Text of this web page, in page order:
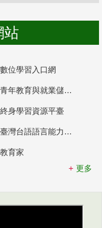
站
數位學習入口網
青年教育與就業儲蓄帳戶
終身學習資源平臺
臺灣台語語言能力認證網站
教育家
更多